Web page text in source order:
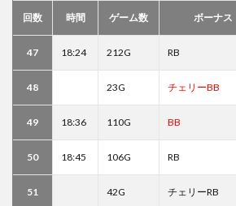
回数 時間 ゲーム数 ボーナス
47 18:24 212G RB
48 23G チェリーBB
49 18:36 110G BB
50 18:45 106G RB
51 42G チェリーRB